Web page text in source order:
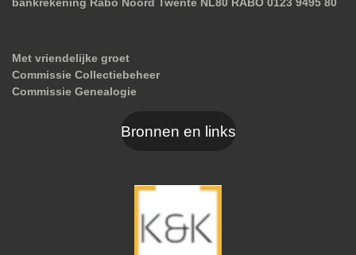
Met vriendelijke groet
Commissie Collectiebeheer
Commissie Genealogie
Bronnen en links